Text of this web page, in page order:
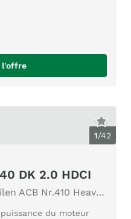
l'offre
1/42
DK 2.0 HDCI
ACB Ankauf v. Wohnmobilen ACB Nr.410 Heavy-Chassis AHK Solar
puissance du moteur